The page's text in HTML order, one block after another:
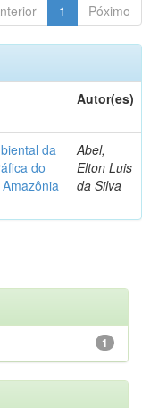
1 Póximo
Autor(es)
da
do
Abel,
Elton Luis
da Silva
1